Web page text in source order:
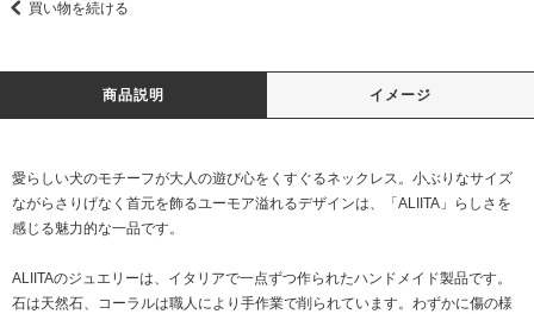
買い物を続ける
商品説明 イメージ
愛らしい犬のモチーフが大人の遊び心をくすぐるネックレス。小ぶりなサイズ
ながらさりげなく首元を飾るユーモア溢れるデザインは、「ALIITA」らしさを
感じる魅力的な一品です。
ALIITAのジュエリーは、イタリアで一点ずつ作られたハンドメイド製品です。
石は天然石、コーラルは職人により手作業で削られています。わずかに傷の様